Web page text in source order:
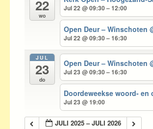
22
wo
Jul 22 @ 09:30 – 12:00
Open Deur – Winschoten
Jul 22 @ 09:30 – 16:30
JUL
23
do
Open Deur – Winschoten
Jul 23 @ 09:30 – 16:30
Doordeweekse woord-
Jul 23 @ 19:00
JULI 2025 – JULI 2026